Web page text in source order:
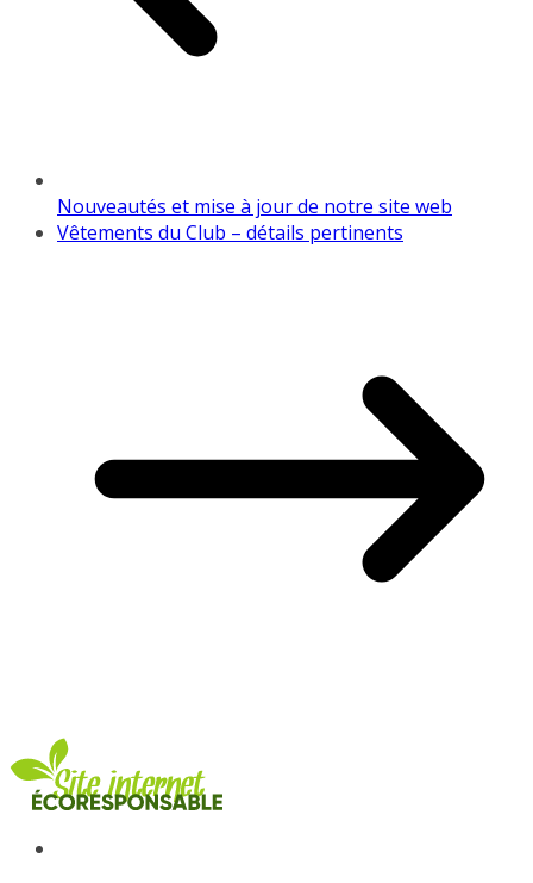
Nouveautés et mise à jour de notre site web
Vêtements du Club – détails pertinents